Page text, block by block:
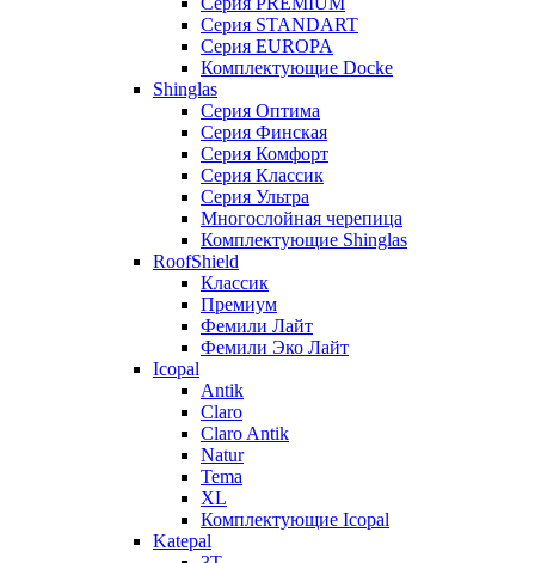
Серия STANDART
Серия EUROPA
Комплектующие Docke
Shinglas
Серия Оптима
Серия Финская
Серия Комфорт
Серия Классик
Серия Ультра
Многослойная черепица
Комплектующие Shinglas
RoofShield
Классик
Премиум
Фемили Лайт
Фемили Эко Лайт
Icopal
Antik
Claro
Claro Antik
Natur
Tema
XL
Комплектующие Icopal
Katepal